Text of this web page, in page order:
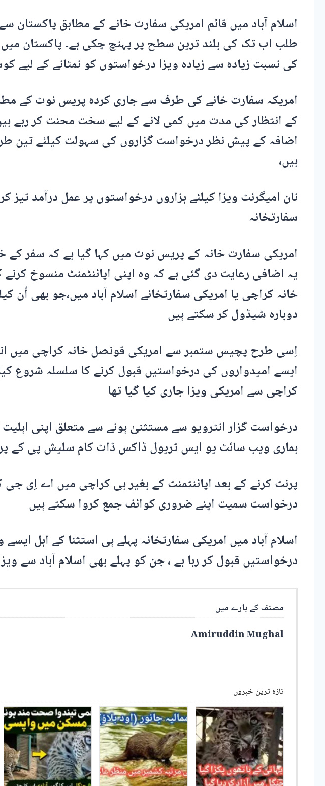
اسلام آباد میں قائم امریکی سفارت خانے کے مطابق پاکستان
طلب اب تک کی بلند ترین سطح پر پہنچ چکی ہے۔ پاکستان
کی نسبت زیادہ سے زیادہ ویزا درخواستوں کو نمٹانے کے لیے
امریکہ سفارت خانے کی طرف سے جاری کردہ پریس نوٹ کے
کے انتظار کی مدت میں کمی لانے کے لیے سخت محنت کر رہے
اضافہ کے پیش نظر درخواست گزاروں کی سہولت کیلئے تین
ہیں،
نان امیگرنٹ ویزا کیلئے ہزاروں درخواستوں پر عمل درآمد تیز
سفارتخانہ
امریکی سفارت خانہ کے پریس نوٹ میں کہا گیا ہے کہ سفر کے
یہ اضافی رعایت دی گئی ہے کہ وہ اپنی اپائنٹمنٹ منسوخ
خانہ کراچی یا امریکی سفارتخانے اسلام آباد میں،جو بھی اُن
دوبارہ شیڈول کر سکتے ہیں
اِسی طرح پچیس ستمبر سے امریکی قونصل خانہ کراچی میں
ایسے امیدواروں کی درخواستیں قبول کرنے کا سلسلہ شروع
کراچی سے امریکی ویزا جاری کیا گیا تھا
درخواست گزار انٹرویو سے مستثنیٰ ہونے سے متعلق اپنی
ہماری ویب سائٹ یو ایس ٹریول ڈاکس ڈاٹ کام سلیش پی کے
پرنٹ کرنے کے بعد اپائنٹمنٹ کے بغیر ہی کراچی میں اے اِی
درخواست سمیت اپنے ضروری کوائف جمع کروا سکتے ہیں
اسلام آباد میں امریکی سفارتخانہ پہلے ہی استثنا کے اہل
درخواستیں قبول کر رہا ہے ، جن کو پہلے بھی اسلام آباد سے
مصنف کے بارے میں
Amiruddin Mughal
تازہ ترین خبروں